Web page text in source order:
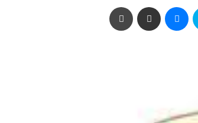
سكايب ماسنجر مشاركة عبر البريد